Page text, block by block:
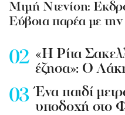
Mιμή Ντενίση:
Εύβοια παρέα με
«Η Ρίτα
έζησα»: Ο
Ένα παιδί
υποδοχή στο